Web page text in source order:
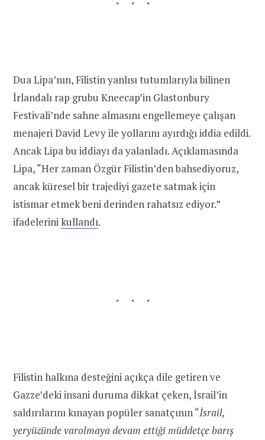
Dua Lipa’nın, Filistin yanlısı tutumlarıyla bilinen
İrlandalı rap grubu Kneecap’in Glastonbury
Festivali’nde sahne almasını engellemeye çalışan
menajeri David Levy ile yollarını ayırdığı iddia edildi.
Ancak Lipa bu iddiayı da yalanladı. Açıklamasında
Lipa, “Her zaman Özgür Filistin’den bahsediyoruz,
ancak küresel bir trajediyi gazete satmak için
istismar etmek beni derinden rahatsız ediyor.”
ifadelerini kullandı.
Filistin halkına desteğini açıkça dile getiren ve
Gazze’deki insani duruma dikkat çeken, İsrail’in
saldırılarını kınayan popüler sanatçının “İsrail,
yeryüzünde varolmaya devam ettiği müddetçe barış